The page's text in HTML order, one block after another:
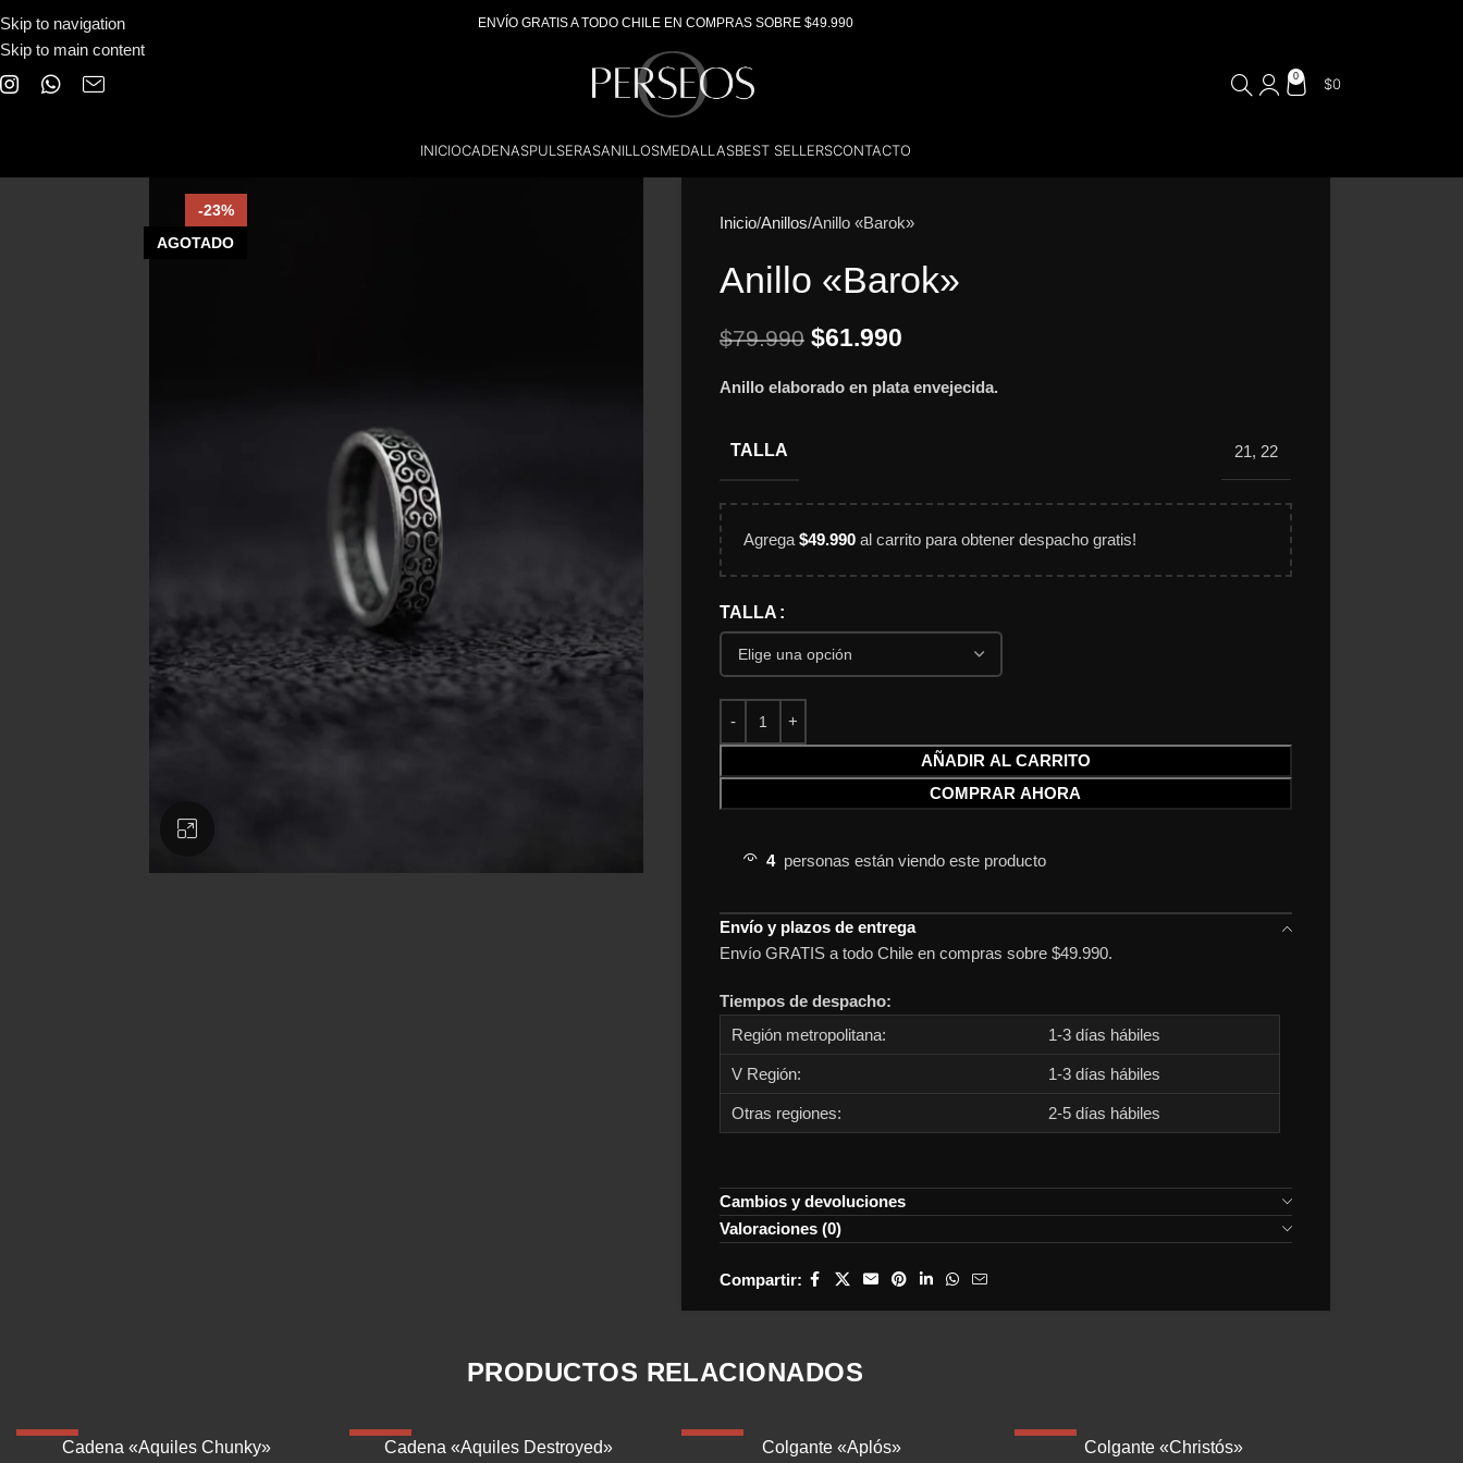
Skip to navigation
Skip to main content
ENVÍO GRATIS A TODO CHILE EN COMPRAS SOBRE $49.990
0 $0
INICIOCADENASPULSERASANILLOSMEDALLASBEST SELLERSCONTACTO
-23%
AGOTADO
Inicio Anillos Anillo «Barok»
Anillo «Barok»
$79.990 $61.990
Anillo elaborado en plata envejecida.
TALLA 21, 22
Agrega $49.990al carrito para obtener despacho gratis!
TALLA
AÑADIR AL CARRITO
COMPRAR AHORA
4 personas están viendo este producto
Envío y plazos de entrega
Envío GRATIS a todo Chile en compras sobre $49.990.
Tiempos de despacho:
Región metropolitana:
1-3 días hábiles
V Región: 1-3 días hábiles
Otras regiones: 2-5 días hábiles
Cambios y devoluciones
Valoraciones (0)
Compartir:
PRODUCTOS RELACIONADOS
-40%Cadena «Aquiles Chunky» -41%Cadena «Aquiles Destroyed» Colgante «Aplós» Colgante «Christós»